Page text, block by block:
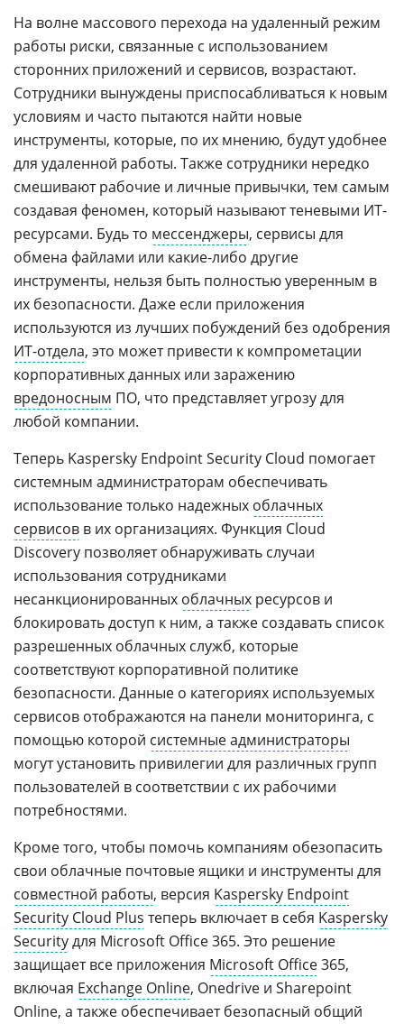
На волне массового перехода на удаленный режим
работы риски, связанные с использованием
сторонних приложений и сервисов, возрастают.
Сотрудники вынуждены приспосабливаться к новым
условиям и часто пытаются найти новые
инструменты, которые, по их мнению, будут удобнее
для удаленной работы. Также сотрудники нередко
смешивают рабочие и личные привычки, тем самым
создавая феномен, который называют теневыми ИТ-
ресурсами. Будь то мессенджеры, сервисы для
обмена файлами или какие-либо другие
инструменты, нельзя быть полностью уверенным в
их безопасности. Даже если приложения
используются из лучших побуждений без одобрения
ИТ-отдела, это может привести к компрометации
корпоративных данных или заражению
вредоносным ПО, что представляет угрозу для
любой компании.
Теперь Kaspersky Endpoint Security Cloud помогает
системным администраторам обеспечивать
использование только надежных облачных
сервисов в их организациях. Функция Cloud
Discovery позволяет обнаруживать случаи
использования сотрудниками
несанкционированных облачных ресурсов и
блокировать доступ к ним, а также создавать список
разрешенных облачных служб, которые
соответствуют корпоративной политике
безопасности. Данные о категориях используемых
сервисов отображаются на панели мониторинга, с
помощью которой системные администраторы
могут установить привилегии для различных групп
пользователей в соответствии с их рабочими
потребностями.
Кроме того, чтобы помочь компаниям обезопасить
свои облачные почтовые ящики и инструменты для
совместной работы, версия Kaspersky Endpoint
Security Cloud Plus теперь включает в себя Kaspersky
Securityдля Microsoft Office 365. Это решение
защищает все приложения Microsoft Office365,
включая Exchange Online, Onedrive и Sharepoint
Online, а также обеспечивает безопасный общий